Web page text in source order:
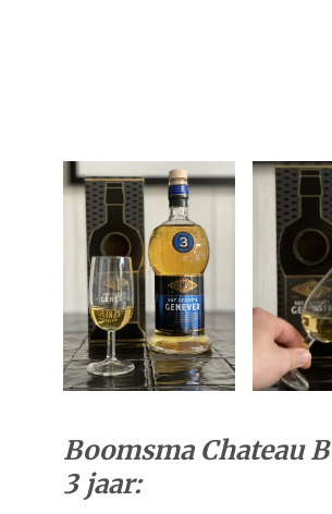
Boomsma Chateau
3 jaar: